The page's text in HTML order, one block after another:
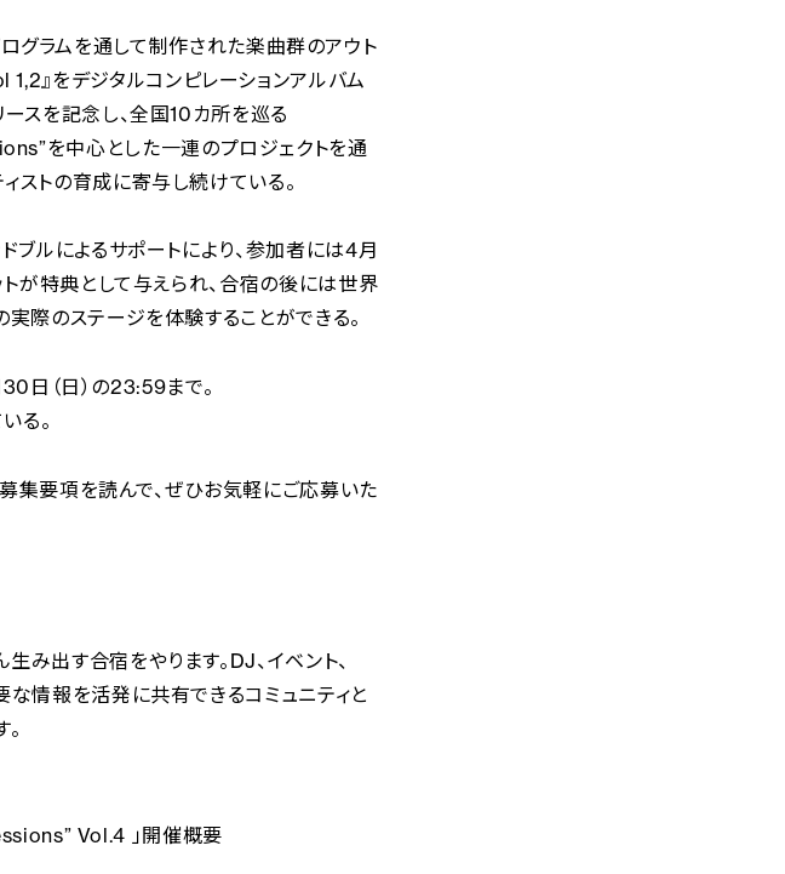
グラムを通して制作された楽曲群のアウト
』をデジタルコンピレーションアルバム
ースを記念し、全国10カ所を巡る
を中心とした一連のプロジェクトを通
ストの育成に寄与し続けている。
ブルによるサポートにより、参加者には4月
が特典として与えられ、合宿の後には世界
際のステージを体験することができる。
日（日）の23:59まで。
る。
集要項を読んで、ぜひお気軽にご応募いた
み出す合宿をやります。DJ、イベント、
な情報を活発に共有できるコミュニティと
Vol.4 」開催概要